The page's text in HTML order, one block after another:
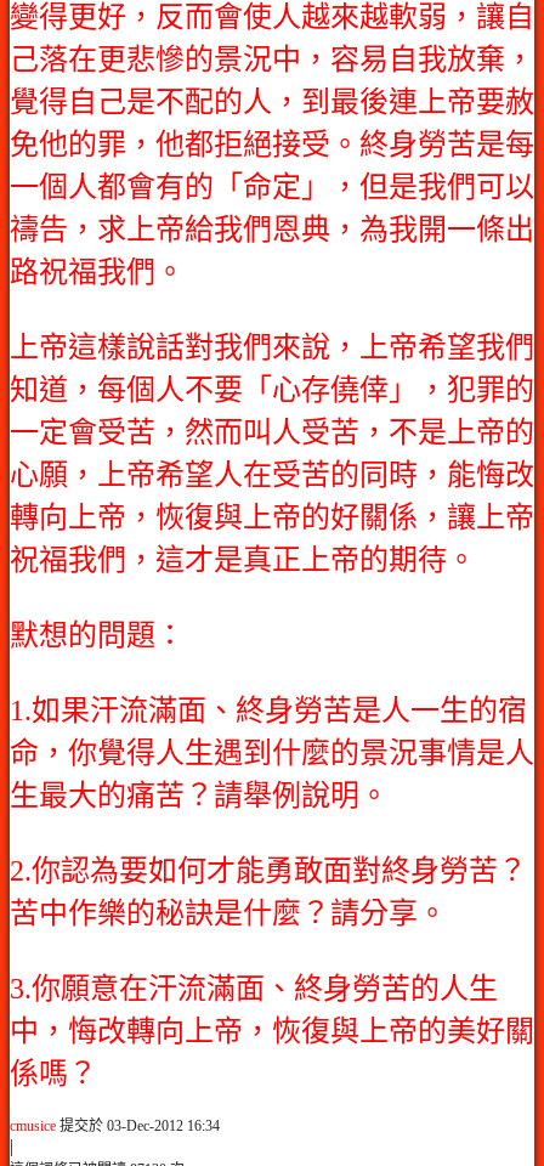
變得更好，反而會使人越來越軟弱，讓自
己落在更悲慘的景況中，容易自我放棄，
覺得自己是不配的人，到最後連上帝要赦
免他的罪，他都拒絕接受。終身勞苦是每
一個人都會有的「命定」，但是我們可以
禱告，求上帝給我們恩典，為我開一條出
路祝福我們。
上帝這樣說話對我們來說，上帝希望我們
知道，每個人不要「心存僥倖」，犯罪的
一定會受苦，然而叫人受苦，不是上帝的
心願，上帝希望人在受苦的同時，能悔改
轉向上帝，恢復與上帝的好關係，讓上帝
祝福我們，這才是真正上帝的期待。
默想的問題：
1.如果汗流滿面、終身勞苦是人一生的宿
命，你覺得人生遇到什麼的景況事情是人
生最大的痛苦？請舉例說明。
2.你認為要如何才能勇敢面對終身勞苦？
苦中作樂的秘訣是什麼？請分享。
3.你願意在汗流滿面、終身勞苦的人生
中，悔改轉向上帝，恢復與上帝的美好關
係嗎？
cmusice 提交於 03-Dec-2012 16:34
|